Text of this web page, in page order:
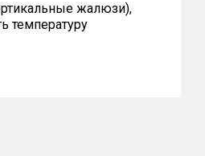
жалюзи),
температуру